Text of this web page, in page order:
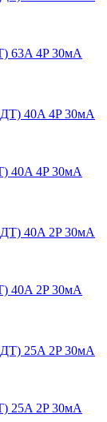
63A 4P 30мА
40A 4P 30мА
40A 2P 30мА
25A 2P 30мА